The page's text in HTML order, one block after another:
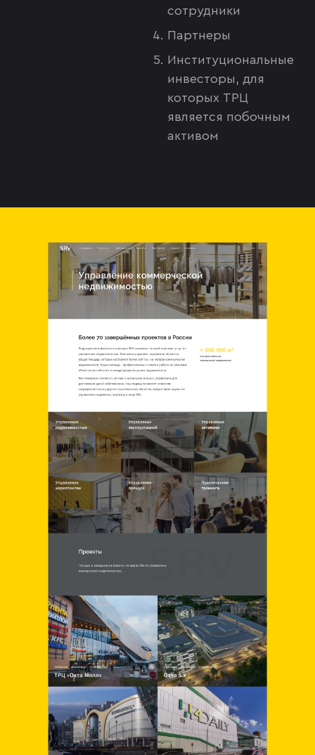
сотрудники
Партнеры
Институциональные
инвесторы, для
которых ТРЦ
является побочным
активом